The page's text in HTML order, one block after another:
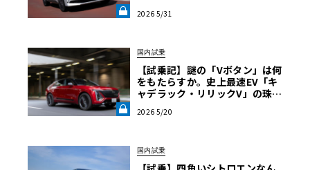
備わり、空力性能を高めている。リアには空力を意識した
ーツエキゾーストエンドが装着され、RS 5全体に圧倒的な
自信と迫力を与えている。
システム最高出力639ps 。新開発
シー制御
まずは簡単に技術的なスペックから触れておこう。搭載さ
れるのは最高出力375kW（510ps）と最大トルク600Nmを
2026 5/31
国内試乗
【試乗記】謎の「Vボタン」は何
をもたらすか。史上最速EV「キ
ャデラック・リリックV」の珠玉
ANT LAB》
2026 5/20
国内試乗